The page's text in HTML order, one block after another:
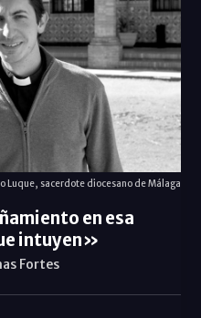
Luque, sacerdote diocesano de Málaga
en esa
intuyen»
Fortes